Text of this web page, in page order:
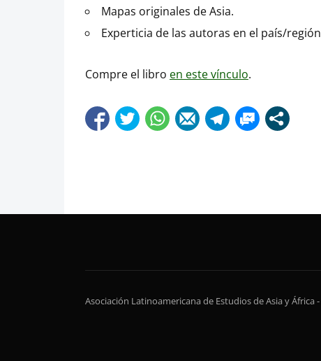
Mapas originales de Asia.
Experticia de las autoras en el país/
Compre el libro en este vínculo.
Asociación Latinoamericana de Estudios de Asia y